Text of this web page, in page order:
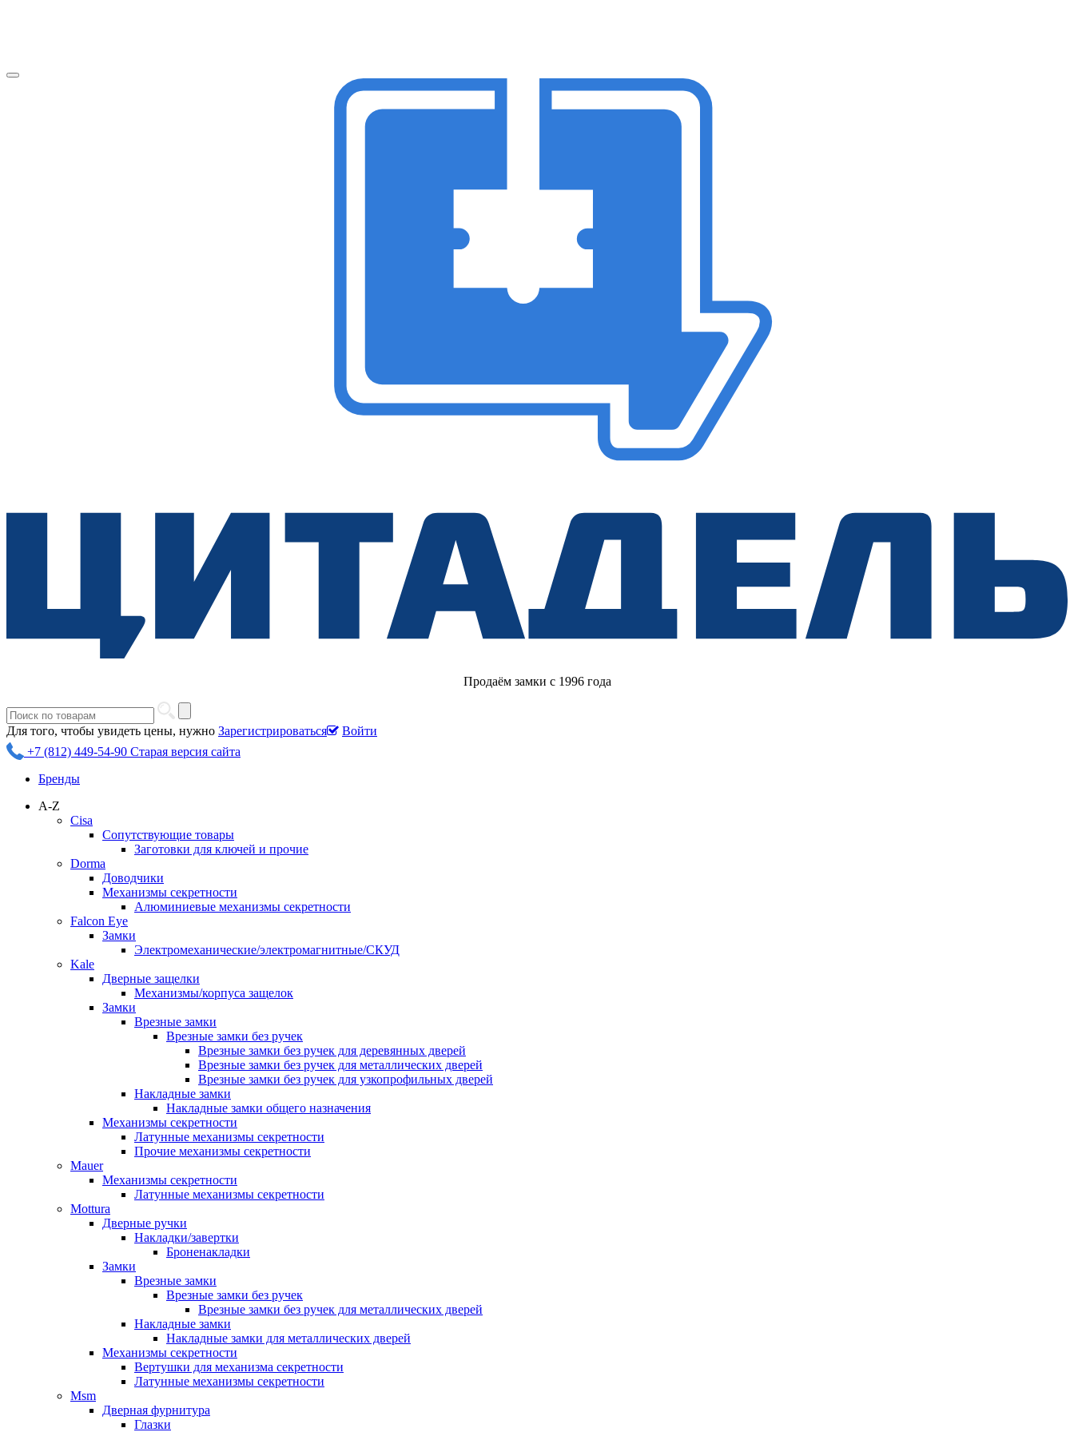
Продаём замки с 1996 года
Для того, чтобы увидеть цены, нужно Зарегистрироваться
Войти
+7 (812) 449-54-90 Старая версия сайта
Бренды
A-Z
Cisa
Сопутствующие товары
Заготовки для ключей и прочие
Dorma
Доводчики
Механизмы секретности
Алюминиевые механизмы секретности
Falcon Eye
Замки
Электромеханические/электромагнитные/СКУД
Kale
Дверные защелки
Механизмы/корпуса защелок
Замки
Врезные замки
Врезные замки без ручек
Врезные замки без ручек для деревянных дверей
Врезные замки без ручек для металлических дверей
Врезные замки без ручек для узкопрофильных дверей
Накладные замки
Накладные замки общего назначения
Механизмы секретности
Латунные механизмы секретности
Прочие механизмы секретности
Mauer
Механизмы секретности
Латунные механизмы секретности
Mottura
Дверные ручки
Накладки/завертки
Броненакладки
Замки
Врезные замки
Врезные замки без ручек
Врезные замки без ручек для металлических дверей
Накладные замки
Накладные замки для металлических дверей
Механизмы секретности
Вертушки для механизма секретности
Латунные механизмы секретности
Msm
Дверная фурнитура
Глазки